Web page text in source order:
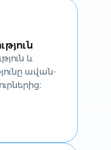
և
ավան-